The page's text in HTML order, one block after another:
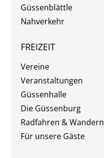
Güssenblättle
Nahverkehr
FREIZEIT
Vereine
Veranstaltungen
Güssenhalle
Die Güssenburg
Radfahren & Wandern
Für unsere Gäste